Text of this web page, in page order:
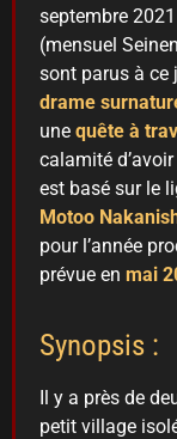
septembre
(mensuel
sont parus à ce
drame
une quête à
calamité
est basé sur le
Motoo
pour l’année
prévue en mai
Synopsis :
Il y a près de
petit village